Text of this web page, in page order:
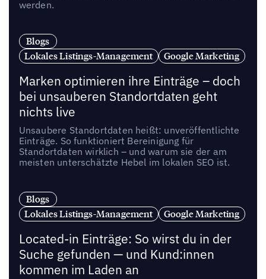
werden.
Blogs
Lokales Listings-Management
Google Marketing
Marken optimieren ihre Einträge – doch
bei unsauberen Standortdaten geht
nichts live
Unsaubere Standortdaten heißt: unveröffentlichte
Einträge. So funktioniert Bereinigung für
Standortdaten wirklich – und warum sie der am
meisten unterschätzte Hebel im lokalen SEO ist.
Blogs
Lokales Listings-Management
Google Marketing
Located-in Einträge: So wirst du in der
Suche gefunden — und Kund:innen
kommen im Laden an